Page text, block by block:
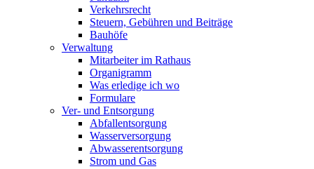
Verkehrsrecht
Steuern, Gebühren und Beiträge
Bauhöfe
Verwaltung
Mitarbeiter im Rathaus
Organigramm
Was erledige ich wo
Formulare
Ver- und Entsorgung
Abfallentsorgung
Wasserversorgung
Abwasserentsorgung
Strom und Gas